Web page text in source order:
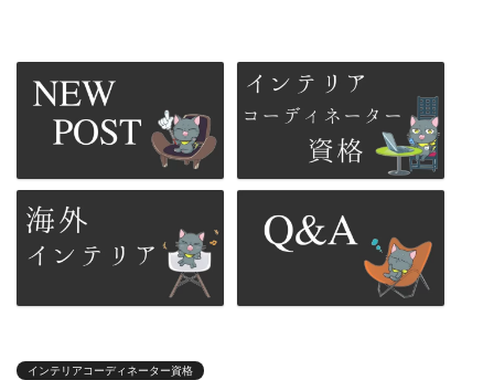
インテリアコーディネーター資格